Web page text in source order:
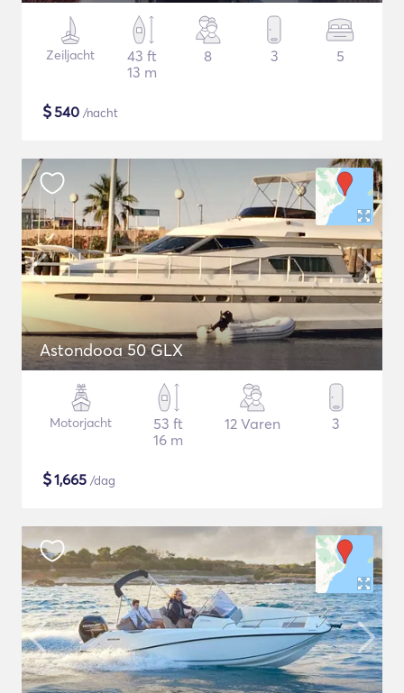
Zeiljacht
43 ft
13 m
8 3 5
$540 /nacht
Astondooa 50 GLX
Motorjacht
53 ft
16 m
12 Varen 3
$1,665 /dag